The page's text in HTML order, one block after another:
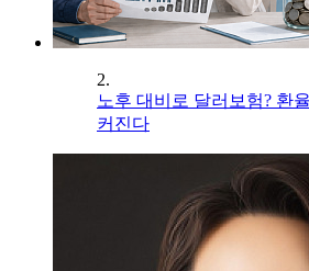
2.
노후 대비로 달러보험? 환
커진다